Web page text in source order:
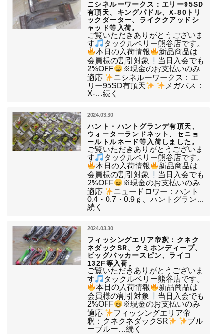
ニシネルーワークス：エリー95SD
有頂天、キングパドル、X-80トリ
ックダーター、ライククアッドシ
ャッド等入荷。
ご覧いただきありがとうございま
す
タックルベリー熊谷店です。
本日の入荷情報
新品商品は
会員様の割引対象
当日入会でも
2%OFF
※現金のお支払いのみ
適応
ニシネルーワークス：エ
リー95SD有頂天
メガバス：
X-…続く
2024.03.30
ハント・ハントグランデ有頂天、
ウォーターランドネット、セニョ
ールトルネード等入荷しました。
ご覧いただきありがとうございま
す
タックルベリー熊谷店です。
本日の入荷情報
新品商品は
会員様の割引対象
当日入会でも
2%OFF
※現金のお支払いのみ
適応
ニュードロワー：ハント
0.4・0.7・0.9ｇ、ハントグラン…
続く
2024.03.30
フィッシングエリア帝釈：クネク
ネダックSR、クミホンディープ、
ビッグバッカースピン、ライコ
132F等入荷。
ご覧いただきありがとうございま
す
タックルベリー熊谷店です。
本日の入荷情報
新品商品は
会員様の割引対象
当日入会でも
2%OFF
※現金のお支払いのみ
適応
フィッシングエリア帝
釈：クネクネダックSR
ブル
ーブルー…続く